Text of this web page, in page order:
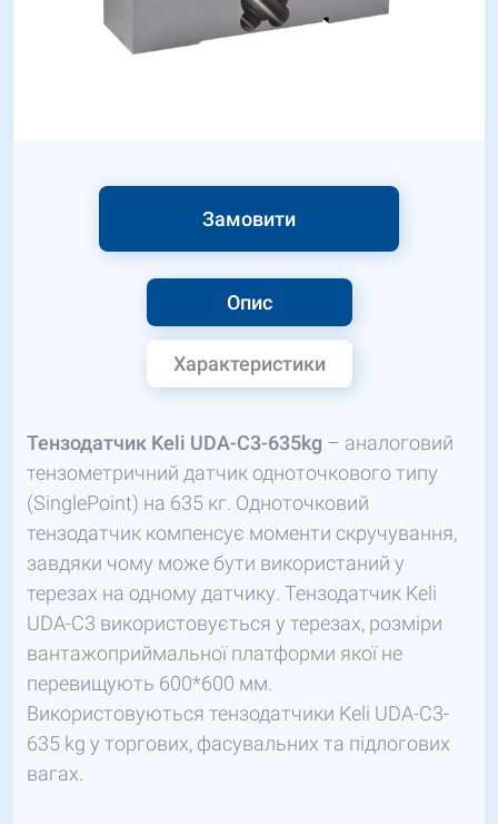
Опис
Характеристики
Замовити
Тензодатчик Keli UDA-C3-635kg – аналоговий
тензометричний датчик одноточкового типу
(SinglePoint) на 635 кг. Одноточковий
тензодатчик компенсує моменти скручування,
завдяки чому може бути використаний у
терезах на одному датчику. Тензодатчик Keli
UDA-C3 використовується у терезах, розміри
вантажоприймальної платформи якої не
перевищують 600*600 мм.
Використовуються тензодатчики Keli UDA-C3-
635 kg у торгових, фасувальних та підлогових
вагах.